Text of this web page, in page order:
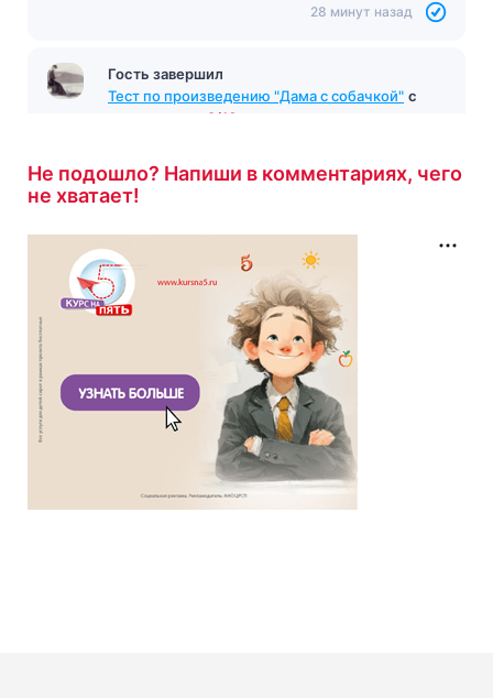
28 минут назад
Гость завершил
Тест по произведению "Дама с собачкой" с
9/10
Не подошло? Напиши в комментариях, чего
не хватает!